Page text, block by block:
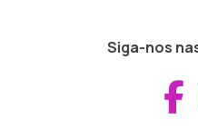
Siga-nos